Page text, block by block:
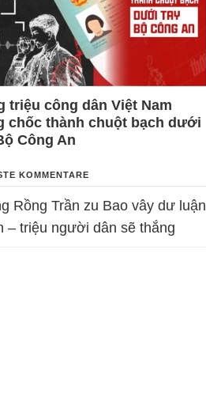
triệu công dân Việt Nam
chốc thành chuột bạch dưới
Công An
KOMMENTARE
Rồng Trần zu Bao vây dư luận
– triệu người dân sẽ thắng